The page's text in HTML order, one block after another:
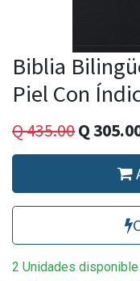
Biblia
Piel Con
Q435.00Q
2 Unidades disponible